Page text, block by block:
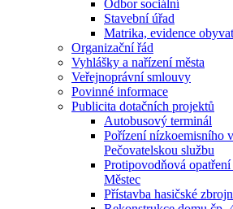
Odbor sociální
Stavební úřad
Matrika, evidence
Organizační řád
Vyhlášky a nařízení města
Veřejnoprávní smlouvy
Povinné informace
Publicita dotačních projektů
Autobusový terminál
Pořízení nízkoemisního
Pečovatelskou službu
Protipovodňová
Městec
Přístavba hasičské